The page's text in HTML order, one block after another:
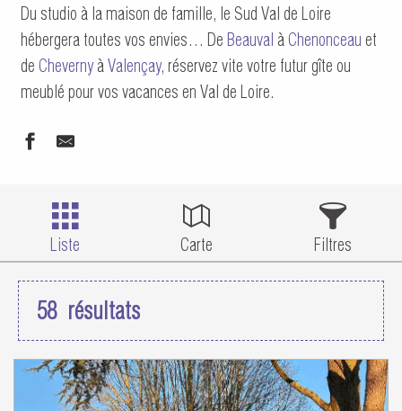
Du studio à la maison de famille, le Sud Val de Loire
hébergera toutes vos envies… De Beauval à Chenonceau et
de ChevernyàValençay, réservez vite votre futur gîte ou
meublé pour vos vacances en Val de Loire.
Liste Carte Filtres
58 résultats